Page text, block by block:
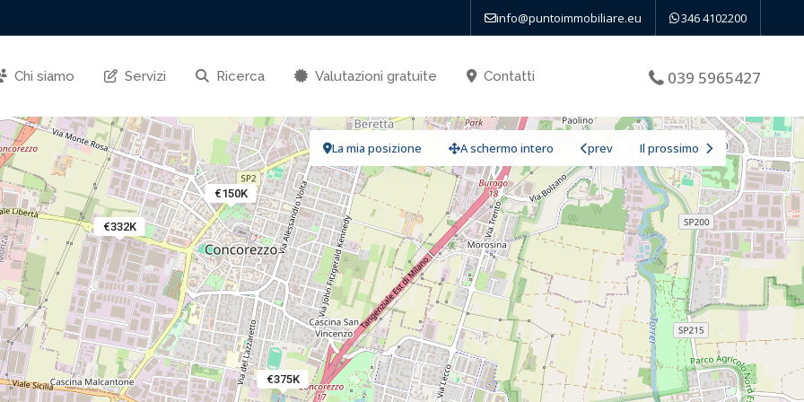
info@puntoimmobiliare.eu 346 4102200
Chi siamo Servizi Ricerca Valutazioni gratuite Contatti 039 5965427
€375K
€150K
€332K
La mia posizione A schermo intero prev Il prossimo